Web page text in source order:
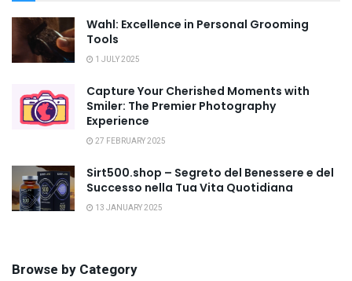
Wahl: Excellence in Personal Grooming
Tools
1 JULY 2025
Capture Your Cherished Moments with
Smiler: The Premier Photography
Experience
27 FEBRUARY 2025
Sirt500.shop – Segreto del Benessere e del
Successo nella Tua Vita Quotidiana
13 JANUARY 2025
Browse by Category